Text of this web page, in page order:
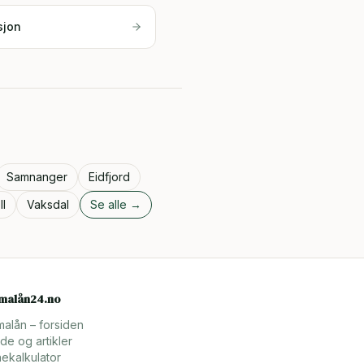
Samnanger
Eidfjord
Vaksdal Se alle →
– forsiden
og artikler